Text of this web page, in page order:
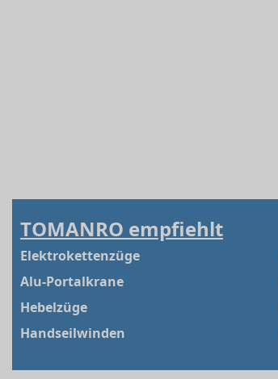
TOMANRO empfiehlt
Elektrokettenzüge
Alu-Portalkrane
Hebelzüge
Handseilwinden